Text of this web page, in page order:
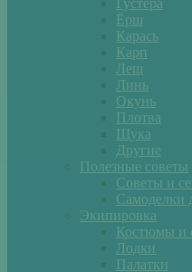
Густера
Ёрш
Карась
Карп
Лещ
Линь
Окунь
Плотва
Щука
Другие
Полезные советы
Советы и
Самоделки
Экипировка
Костюмы и
Лодки
Палатки